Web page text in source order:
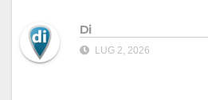
Di
LUG 2, 2026